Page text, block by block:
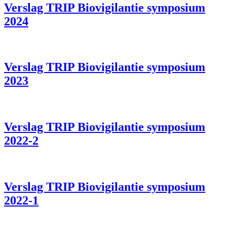
Verslag TRIP Biovigilantie symposium
2024
Verslag TRIP Biovigilantie symposium
2023
Verslag TRIP Biovigilantie symposium
2022-2
Verslag TRIP Biovigilantie symposium
2022-1